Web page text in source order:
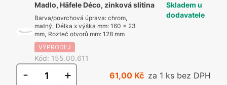
Madlo, Häfele Déco, zinková slitina
Barva/povrchová úprava:chrom,
matný, Délka x výška mm:160 x 23
mm, Rozteč otvorů mm:128 mm
VÝPRODEJ
Kód: 155.00.611
Skladem u
dodavatele
- + 61,00 Kč za 1 ks bez DPH